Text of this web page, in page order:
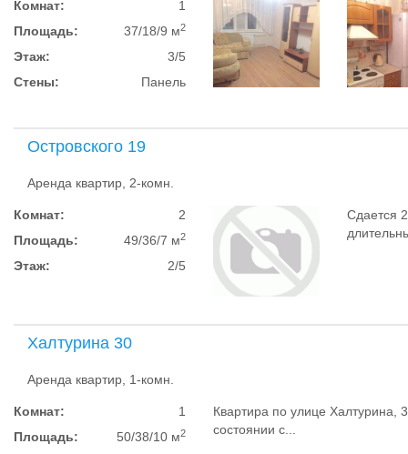
Комнат:
1
Площадь:
37/18/9 м2
Этаж:
3/5
Стены:
Панель
Островского 19
Аренда квартир, 2-комн.
Комнат:
2
Площадь:
49/36/7 м2
Этаж: 2/5
Сдается
Халтурина 30
Аренда квартир, 1-комн.
Комнат:
1
Площадь:
50/38/10 м2
Квартира по улице Халтурина,
состоянии с...